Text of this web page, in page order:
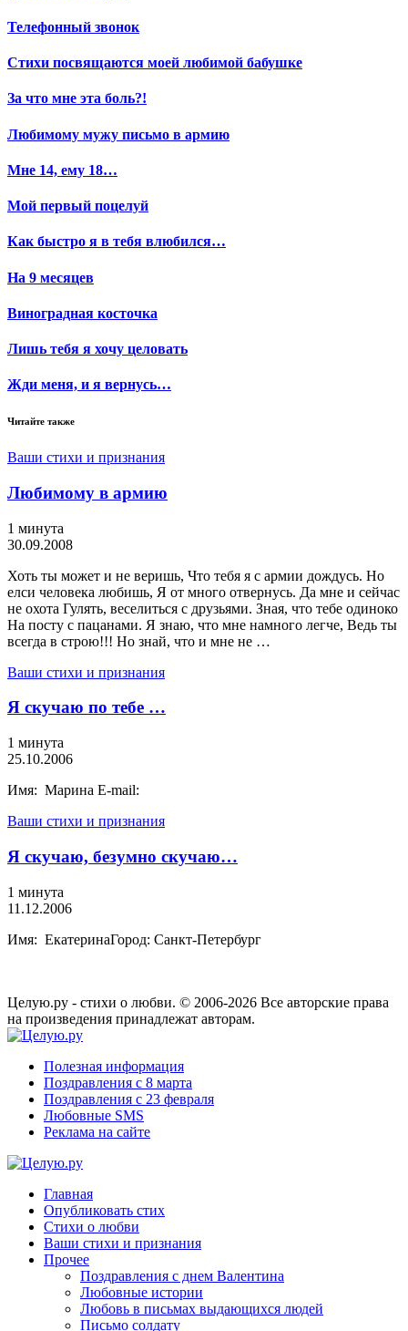
Телефонный звонок
Стихи посвящаются моей любимой бабушке
За что мне эта боль?!
Любимому мужу письмо в армию
Мне 14, ему 18…
Мой первый поцелуй
Как быстро я в тебя влюбился…
На 9 месяцев
Виноградная косточка
Лишь тебя я хочу целовать
Жди меня, и я вернусь…
Читайте также
Ваши стихи и признания
Любимому в армию
1 минута
30.09.2008
Хоть ты может и не веришь, Что тебя я с армии дождусь. Но
елси человека любишь, Я от много отвернусь. Да мне и сейчас
не охота Гулять, веселиться с друзьями. Зная, что тебе одиноко
На посту с пацанами. Я знаю, что мне намного легче, Ведь ты
всегда в строю!!! Но знай, что и мне не …
Ваши стихи и признания
Я скучаю по тебе …
1 минута
25.10.2006
Имя: Марина E-mail:
Ваши стихи и признания
Я скучаю, безумно скучаю…
1 минута
11.12.2006
Имя: ЕкатеринаГород: Санкт-Петербург
Целую.ру - стихи о любви. © 2006-2026 Все авторские права
на произведения принадлежат авторам.
Полезная информация
Поздравления с 8 марта
Поздравления с 23 февраля
Любовные SMS
Реклама на сайте
Главная
Опубликовать стих
Стихи о любви
Ваши стихи и признания
Прочее
Поздравления с днем Валентина
Любовные истории
Любовь в письмах выдающихся людей
Письмо солдату